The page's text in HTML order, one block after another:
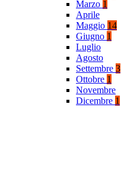
Marzo 1
Aprile
Maggio 14
Giugno 1
Luglio
Agosto
Settembre 3
Ottobre 1
Novembre
Dicembre 1